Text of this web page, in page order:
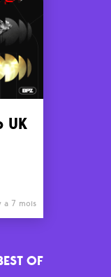
UK
a 7 mois
OF